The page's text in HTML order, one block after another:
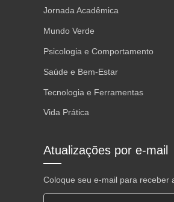
Jornada Acadêmica
Mundo Verde
Psicologia e Comportamento
Saúde e Bem-Estar
Tecnologia e Ferramentas
Vida Prática
Atualizações por e-mail
Coloque seu e-mail para receber